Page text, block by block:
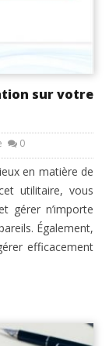
sur votre
0
en matière de
utilitaire, vous
gérer n’importe
Également,
efficacement